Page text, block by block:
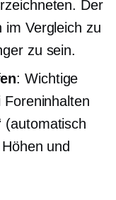
Der
im Vergleich zu
zu sein.
: Wichtige
(automatisch
und